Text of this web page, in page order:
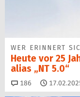
WER ERINNERT
Heute vor 25
alias „NT 5.0“
186 Kommentare